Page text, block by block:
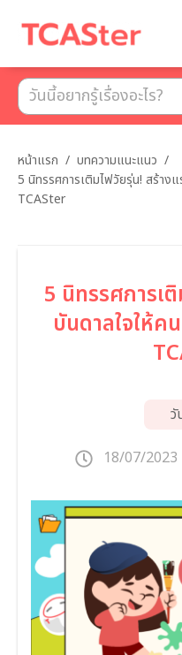
หน้าแรก / บทความแนะแนว /
5 นิทรรศการเติมไฟวัยรุ่น! สร้าง
TCASter
5 นิทรรศการเ
บันดาลใจให้ค
วั
18/07/2023